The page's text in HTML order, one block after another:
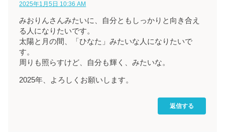
2025年1月5日 10:36 AM
みおりんさんみたいに、自分ともしっかりと向き合え
る人になりたいです。
太陽と月️の間、「ひなた」みたいな人になりたいで
す。
周りも照らすけど、自分も輝く、みたいな。
2025年、よろしくお願いします。
返信する